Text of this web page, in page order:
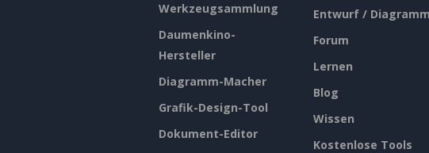
Werkzeugsammlung
Daumenkino-
Hersteller
Diagramm-Macher
Grafik-Design-Tool
Dokument-Editor
Entwurf / Diagramm
Forum
Lernen
Blog
Wissen
Kostenlose Tools